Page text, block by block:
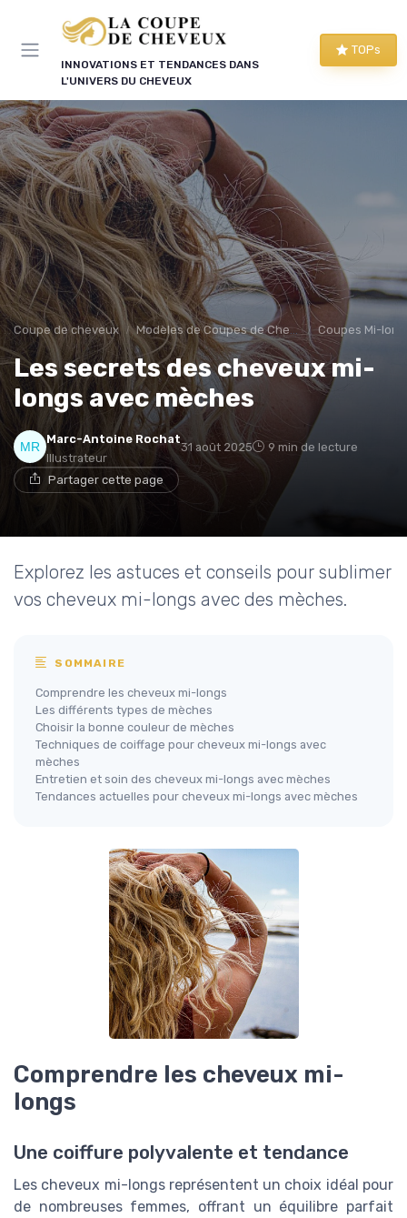
INNOVATIONS ET TENDANCES DANS
L'UNIVERS DU CHEVEUX
TOPs
Coupe de cheveux Modèles de Coupes de Cheveux Coupes Mi-
Les secrets des cheveux mi-
longs avec mèches
Marc-Antoine Rochat
Illustrateur
31 août 2025 9 min de lecture
Partager cette page
Explorez les astuces et conseils pour sublimer
vos cheveux mi-longs avec des mèches.
SOMMAIRE
Comprendre les cheveux mi-longs
Les différents types de mèches
Choisir la bonne couleur de mèches
Techniques de coiffage pour cheveux mi-longs avec
mèches
Entretien et soin des cheveux mi-longs avec mèches
Tendances actuelles pour cheveux mi-longs avec mèches
Comprendre les cheveux mi-
longs
Une coiffure polyvalente et tendance
Les cheveux mi-longs représentent un choix idéal pour
de nombreuses femmes, offrant un équilibre parfait